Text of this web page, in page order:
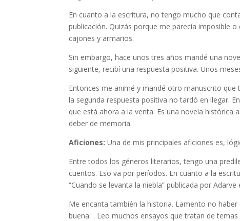
En cuanto a la escritura, no tengo mucho que
publicación. Quizás porque me parecía imposible
cajones y armarios.
Sin embargo, hace unos tres años mandé una
siguiente, recibí una respuesta positiva. Unos
Entonces me animé y mandé otro manuscrito que
la segunda respuesta positiva no tardó en llegar.
que está ahora a la venta. Es una novela
deber de memoria.
Aficiones:Una de mis principales aficiones es,
Entre todos los géneros literarios, tengo una
cuentos. Eso va por períodos. En cuanto a la
“Cuando se levanta la niebla” publicada por
Me encanta también la historia. Lamento no
buena… Leo muchos ensayos que tratan de